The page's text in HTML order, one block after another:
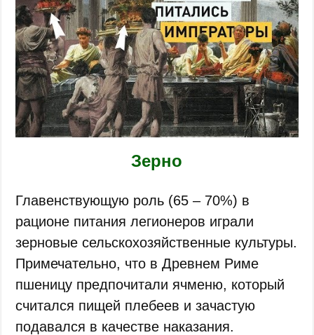
Зерно
Главенствующую роль (65 – 70%) в
рационе питания легионеров играли
зерновые сельскохозяйственные культуры.
Примечательно, что в Древнем Риме
пшеницу предпочитали ячменю, который
считался пищей плебеев и зачастую
подавался в качестве наказания.